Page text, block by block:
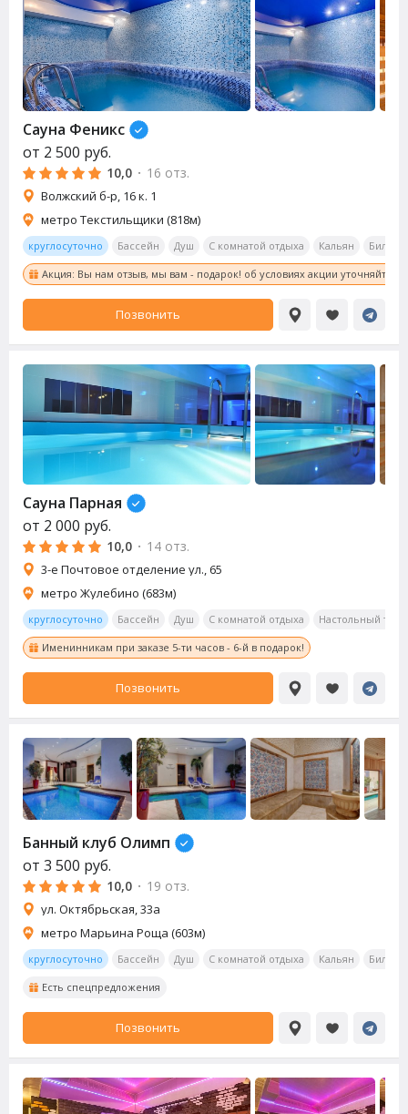
Сауна Феникс
от 2 500 руб.
10,0 · 16 отз.
Волжский б-р, 16 к. 1
метро Текстильщики (818м)
круглосуточно Бассейн Душ С комнатой отдыха Кальян
Акция: Вы нам отзыв, мы вам - подарок! об условиях акции уточняйте у
Позвонить
Сауна Парная
от 2 000 руб.
10,0 · 14 отз.
3-е Почтовое отделение ул., 65
метро Жулебино (683м)
круглосуточно Бассейн Душ С комнатой отдыха Настольный
Именинникам при заказе 5-ти часов - 6-й в подарок!
Позвонить
Банный клуб Олимп
от 3 500 руб.
10,0 · 19 отз.
ул. Октябрьская, 33а
метро Марьина Роща (603м)
круглосуточно Бассейн Душ С комнатой отдыха Кальян
Есть спецпредложения
Позвонить